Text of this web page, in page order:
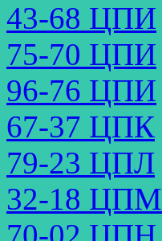
43-68 ЦПИ
75-70 ЦПИ
96-76 ЦПИ
67-37 ЦПК
79-23 ЦПЛ
32-18 ЦПМ